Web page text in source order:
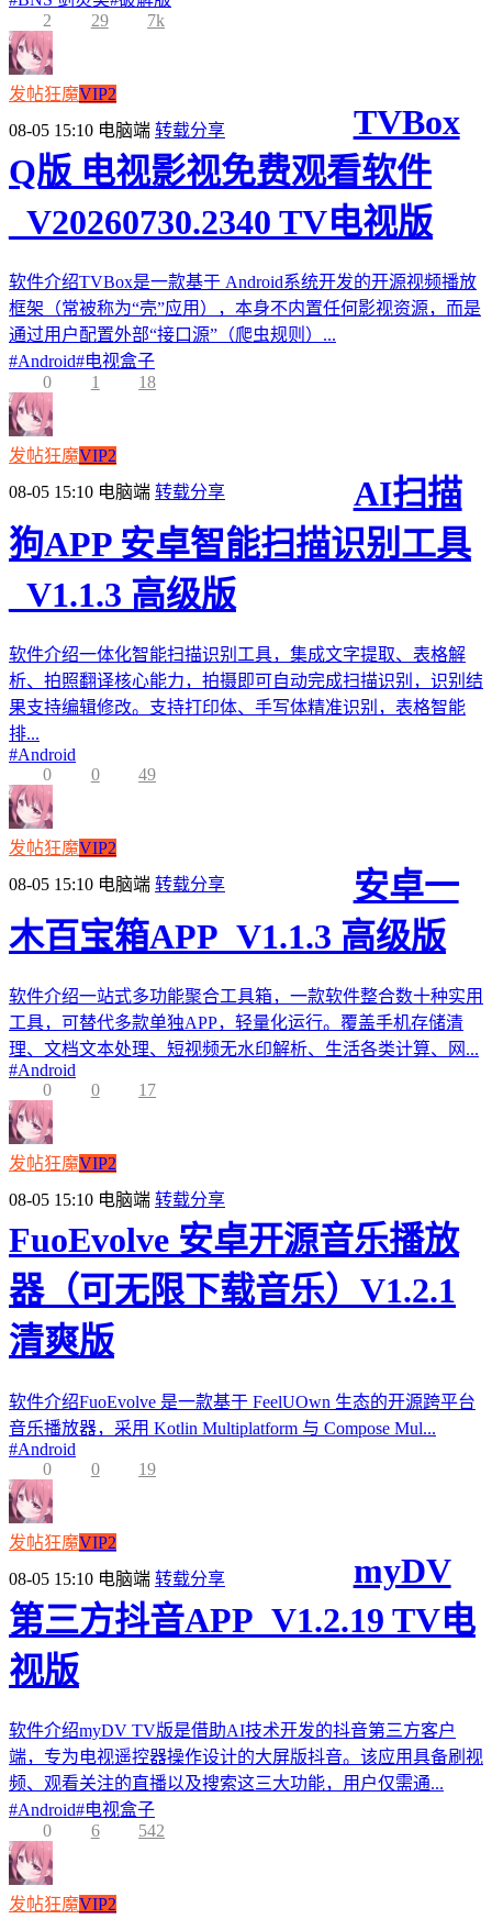
2
29 7k
发帖狂魔VIP2
08-05 15:10 电脑端 转载分享
TVBox
Q版 电视影视免费观看软件
_V20260730.2340 TV电视版
软件介绍TVBox是一款基于 Android系统开发的开源视频播放
框架（常被称为“壳”应用），本身不内置任何影视资源，而是
通过用户配置外部“接口源”（爬虫规则）...
#Android#电视盒子
0
1 18
发帖狂魔VIP2
08-05 15:10 电脑端 转载分享
AI扫描
狗APP 安卓智能扫描识别工具
_V1.1.3 高级版
软件介绍一体化智能扫描识别工具，集成文字提取、表格解
析、拍照翻译核心能力，拍摄即可自动完成扫描识别，识别结
果支持编辑修改。支持打印体、手写体精准识别，表格智能
排...
#Android
0
0 49
发帖狂魔VIP2
08-05 15:10 电脑端 转载分享
安卓一
木百宝箱APP_V1.1.3 高级版
软件介绍一站式多功能聚合工具箱，一款软件整合数十种实用
工具，可替代多款单独APP，轻量化运行。覆盖手机存储清
理、文档文本处理、短视频无水印解析、生活各类计算、网...
#Android
0
0 17
发帖狂魔VIP2
08-05 15:10 电脑端 转载分享
FuoEvolve 安卓开源音乐播放
器（可无限下载音乐）V1.2.1
清爽版
软件介绍FuoEvolve 是一款基于 FeelUOwn 生态的开源跨平台
音乐播放器，采用 Kotlin Multiplatform 与 Compose Mul...
#Android
0
0 19
发帖狂魔VIP2
08-05 15:10 电脑端 转载分享
myDV
第三方抖音APP_V1.2.19 TV电
视版
软件介绍myDV TV版是借助AI技术开发的抖音第三方客户
端，专为电视遥控器操作设计的大屏版抖音。该应用具备刷视
频、观看关注的直播以及搜索这三大功能，用户仅需通...
#Android#电视盒子
0
6 542
发帖狂魔VIP2